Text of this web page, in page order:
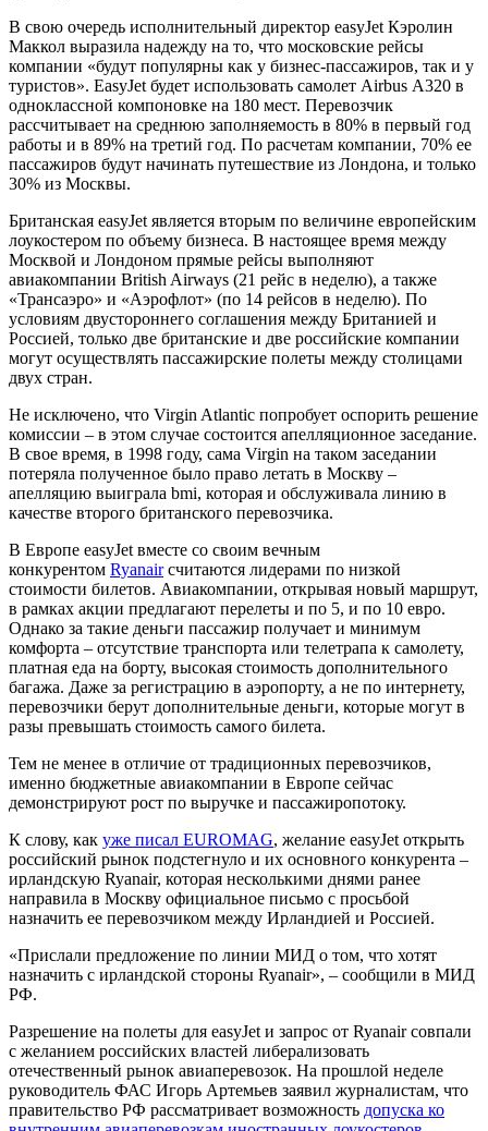
В свою очередь исполнительный директор easyJet Кэролин
Маккол выразила надежду на то, что московские рейсы
компании «будут популярны как у бизнес-пассажиров, так и у
туристов». EasyJet будет использовать самолет Airbus А320 в
одноклассной компоновке на 180 мест. Перевозчик
рассчитывает на среднюю заполняемость в 80% в первый год
работы и в 89% на третий год. По расчетам компании, 70% ее
пассажиров будут начинать путешествие из Лондона, и только
30% из Москвы.
Британская easyJet является вторым по величине европейским
лоукостером по объему бизнеса. В настоящее время между
Москвой и Лондоном прямые рейсы выполняют
авиакомпании British Airways (21 рейс в неделю), а также
«Трансаэро» и «Аэрофлот» (по 14 рейсов в неделю). По
условиям двустороннего соглашения между Британией и
Россией, только две британские и две российские компании
могут осуществлять пассажирские полеты между столицами
двух стран.
Не исключено, что Virgin Atlantic попробует оспорить решение
комиссии – в этом случае состоится апелляционное заседание.
В свое время, в 1998 году, сама Virgin на таком заседании
потеряла полученное было право летать в Москву –
апелляцию выиграла bmi, которая и обслуживала линию в
качестве второго британского перевозчика.
В Европе easyJet вместе со своим вечным
конкурентом Ryanairсчитаются лидерами по низкой
стоимости билетов. Авиакомпании, открывая новый маршрут,
в рамках акции предлагают перелеты и по 5, и по 10 евро.
Однако за такие деньги пассажир получает и минимум
комфорта – отсутствие транспорта или телетрапа к самолету,
платная еда на борту, высокая стоимость дополнительного
багажа. Даже за регистрацию в аэропорту, а не по интернету,
перевозчики берут дополнительные деньги, которые могут в
разы превышать стоимость самого билета.
Тем не менее в отличие от традиционных перевозчиков,
именно бюджетные авиакомпании в Европе сейчас
демонстрируют рост по выручке и пассажиропотоку.
К слову, как уже писал EUROMAG, желание easyJet открыть
российский рынок подстегнуло и их основного конкурента –
ирландскую Ryanair, которая несколькими днями ранее
направила в Москву официальное письмо с просьбой
назначить ее перевозчиком между Ирландией и Россией.
«Прислали предложение по линии МИД о том, что хотят
назначить с ирландской стороны Ryanair», – сообщили в МИД
РФ.
Разрешение на полеты для easyJet и запрос от Ryanair совпали
с желанием российских властей либерализовать
отечественный рынок авиаперевозок. На прошлой неделе
руководитель ФАС Игорь Артемьев заявил журналистам, что
правительство РФ рассматривает возможность допуска ко